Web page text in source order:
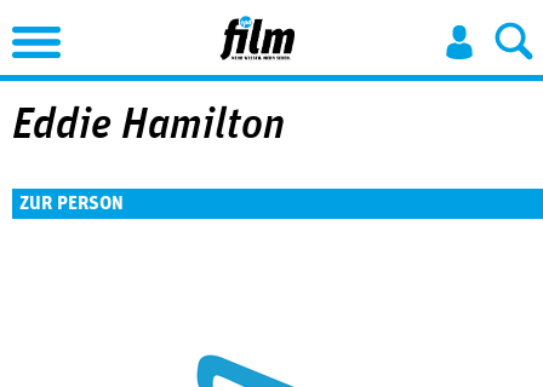
Jump to Navigation
Eddie Hamilton
ZUR PERSON